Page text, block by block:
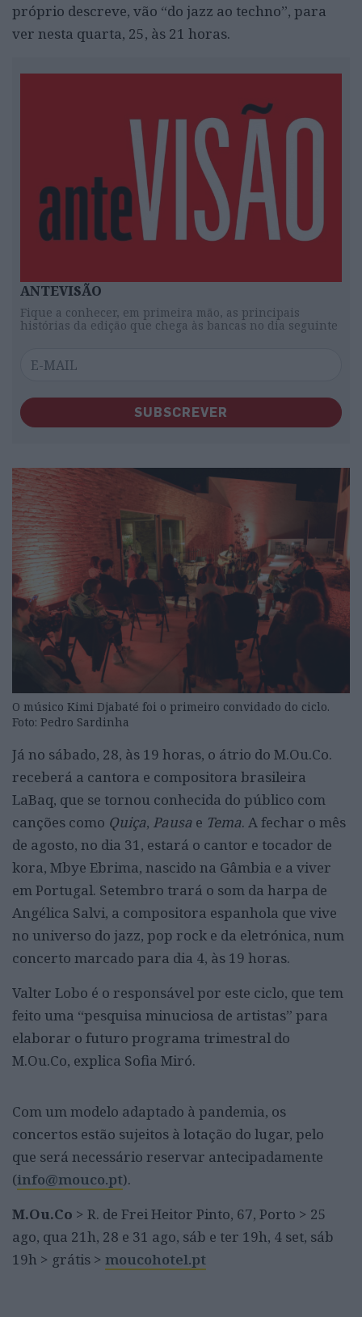
próprio descreve, vão “do jazz ao techno”, para
ver nesta quarta, 25, às 21 horas.
ANTEVISÃO
Fique a conhecer, em primeira mão, as principais
histórias da edição que chega às bancas no dia seguinte
SUBSCREVER
O músico Kimi Djabaté foi o primeiro convidado do ciclo.
Foto: Pedro Sardinha
Já no sábado, 28, às 19 horas, o átrio do M.Ou.Co.
receberá a cantora e compositora brasileira
LaBaq, que se tornou conhecida do público com
canções como Quiça, Pausa e Tema. A fechar o mês
de agosto, no dia 31, estará o cantor e tocador de
kora, Mbye Ebrima, nascido na Gâmbia e a viver
em Portugal. Setembro trará o som da harpa de
Angélica Salvi, a compositora espanhola que vive
no universo do jazz, pop rock e da eletrónica, num
concerto marcado para dia 4, às 19 horas.
Valter Lobo é o responsável por este ciclo, que tem
feito uma “pesquisa minuciosa de artistas” para
elaborar o futuro programa trimestral do
M.Ou.Co, explica Sofia Miró.
Com um modelo adaptado à pandemia, os
concertos estão sujeitos à lotação do lugar, pelo
que será necessário reservar antecipadamente
(info@mouco.pt).
M.Ou.Co > R. de Frei Heitor Pinto, 67, Porto > 25
ago, qua 21h, 28 e 31 ago, sáb e ter 19h, 4 set, sáb
19h > grátis > moucohotel.pt